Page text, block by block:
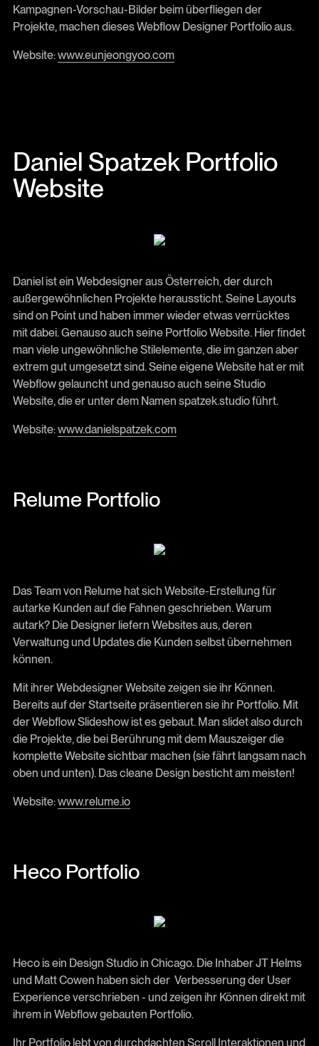
Kampagnen-Vorschau-Bilder beim überfliegen der
Projekte, machen dieses Webflow Designer Portfolio aus.
Website:www.eunjeongyoo.com
Daniel Spatzek Portfolio
Website
Daniel ist ein Webdesigner aus Österreich, der durch
außergewöhnlichen Projekte heraussticht. Seine Layouts
sind on Point und haben immer wieder etwas verrücktes
mit dabei. Genauso auch seine Portfolio Website. Hier findet
man viele ungewöhnliche Stilelemente, die im ganzen aber
extrem gut umgesetzt sind. Seine eigene Website hat er mit
Webflow gelauncht und genauso auch seine Studio
Website, die er unter dem Namen spatzek.studio führt.
Website:www.danielspatzek.com
Relume Portfolio
Das Team von Relume hat sich Website-Erstellung für
autarke Kunden auf die Fahnen geschrieben. Warum
autark? Die Designer liefern Websites aus, deren
Verwaltung und Updates die Kunden selbst übernehmen
können.
Mit ihrer Webdesigner Website zeigen sie ihr Können.
Bereits auf der Startseite präsentieren sie ihr Portfolio. Mit
der Webflow Slideshow ist es gebaut. Man slidet also durch
die Projekte, die bei Berührung mit dem Mauszeiger die
komplette Website sichtbar machen (sie fährt langsam nach
oben und unten). Das cleane Design besticht am meisten!
Website:www.relume.io
Heco Portfolio
Heco is ein Design Studio in Chicago. Die Inhaber JT Helms
und Matt Cowen haben sich der Verbesserung der User
Experience verschrieben - und zeigen ihr Können direkt mit
ihrem in Webflow gebauten Portfolio.
Ihr Portfolio lebt von durchdachten Scroll Interaktionen und